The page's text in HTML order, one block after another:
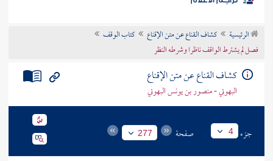
موضوعي
تراجم الأعلام
الرئيسية كشاف القناع عن متن الإقناع
كتاب الوقف
فصل لم يشترط الواقف ناظرا وشرطه النظر
كشاف القناع عن متن الإقناع
البهوتي - منصور بن يونس البهوتي
جزء 4 صفحة 277